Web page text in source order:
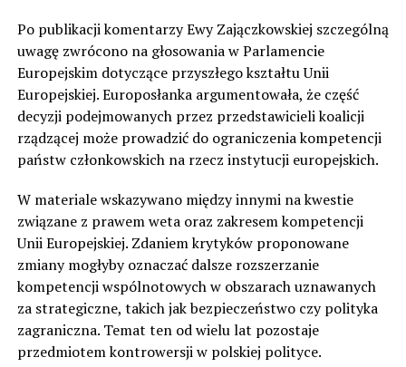
Po publikacji komentarzy Ewy Zajączkowskiej szczególną
uwagę zwrócono na głosowania w Parlamencie
Europejskim dotyczące przyszłego kształtu Unii
Europejskiej. Europosłanka argumentowała, że część
decyzji podejmowanych przez przedstawicieli koalicji
rządzącej może prowadzić do ograniczenia kompetencji
państw członkowskich na rzecz instytucji europejskich.
W materiale wskazywano między innymi na kwestie
związane z prawem weta oraz zakresem kompetencji
Unii Europejskiej. Zdaniem krytyków proponowane
zmiany mogłyby oznaczać dalsze rozszerzanie
kompetencji wspólnotowych w obszarach uznawanych
za strategiczne, takich jak bezpieczeństwo czy polityka
zagraniczna. Temat ten od wielu lat pozostaje
przedmiotem kontrowersji w polskiej polityce.